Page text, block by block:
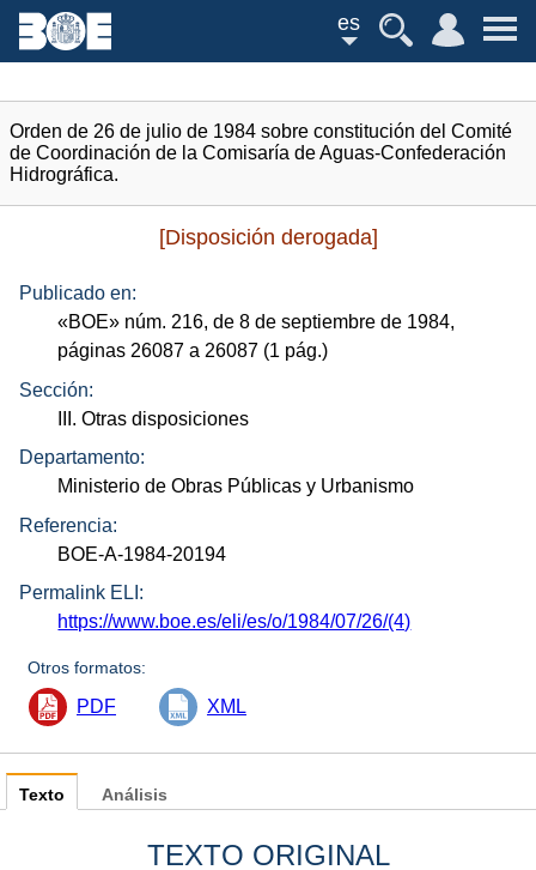
es
Orden de 26 de julio de 1984 sobre constitución del Comité
de Coordinación de la Comisaría de Aguas-Confederación
Hidrográfica.
[Disposición derogada]
Publicado en:
«BOE» núm. 216, de 8 de septiembre de 1984,
páginas 26087 a 26087 (1 pág.)
Sección:
III. Otras disposiciones
Departamento:
Ministerio de Obras Públicas y Urbanismo
Referencia:
BOE-A-1984-20194
Permalink ELI:
https://www.boe.es/eli/es/o/1984/07/26/(4)
Otros formatos:
PDF XML
Texto
TEXTO ORIGINAL
Análisis